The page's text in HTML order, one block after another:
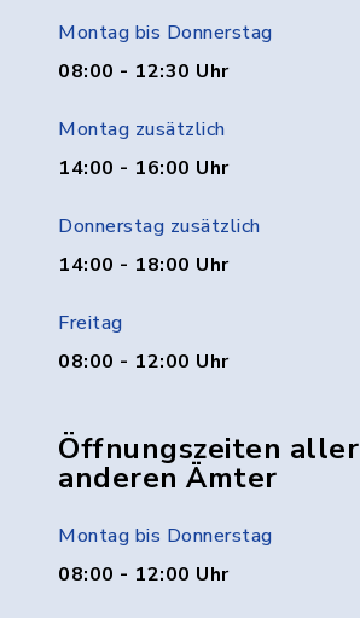
Montag bis Donnerstag
08:00 - 12:30 Uhr
Montag zusätzlich
14:00 - 16:00 Uhr
Donnerstag zusätzlich
14:00 - 18:00 Uhr
Freitag
08:00 - 12:00 Uhr
Öffnungszeiten aller
anderen Ämter
Montag bis Donnerstag
08:00 - 12:00 Uhr